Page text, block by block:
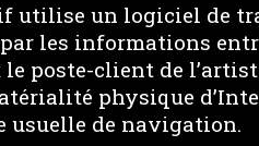
utilise un logiciel de
les informations
le poste-client de
physique
usuelle de navigation.